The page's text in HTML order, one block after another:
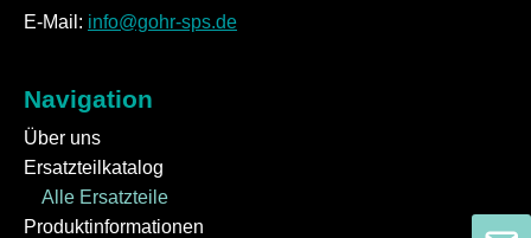
E-Mail: info@gohr-sps.de
Navigation
Über uns
Ersatzteilkatalog
Alle Ersatzteile
Produktinformationen